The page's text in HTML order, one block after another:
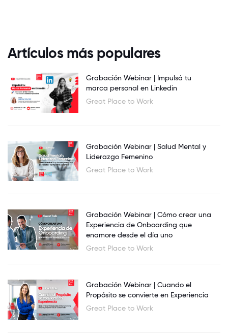
Artículos más populares
Grabación Webinar | Impulsá tu
marca personal en Linkedin
Great Place to Work
Grabación Webinar | Salud Mental y
Liderazgo Femenino
Great Place to Work
Grabación Webinar | Cómo crear una
Experiencia de Onboarding que
enamore desde el día uno
Great Place to Work
Grabación Webinar | Cuando el
Propósito se convierte en Experiencia
Great Place to Work